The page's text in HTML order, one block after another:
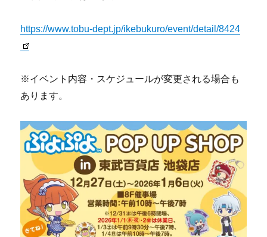
https://www.tobu-dept.jp/ikebukuro/event/detail/8424
※イベント内容・スケジュールが変更される場合も
あります。